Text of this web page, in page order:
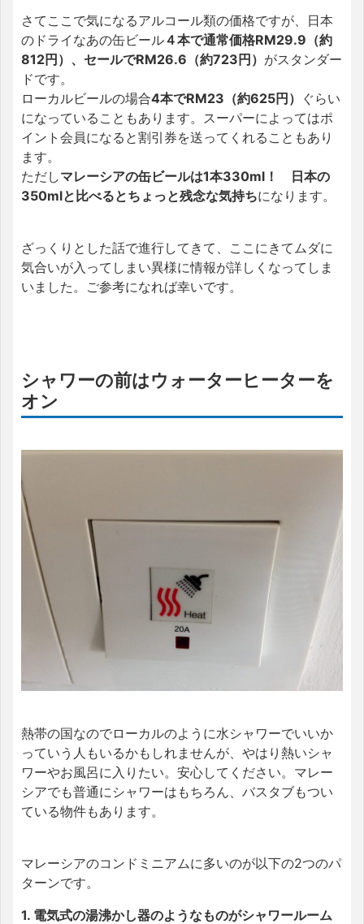
さてここで気になるアルコール類の価格ですが、日本
のドライなあの缶ビール４本で通常価格RM29.9（約
812円）、セールでRM26.6（約723円） がスタンダー
ドです。
ローカルビールの場合4本でRM23（約625円） ぐらい
になっていることもあります。スーパーによってはポ
イント会員になると割引券を送ってくれることもあり
ます。
ただしマレーシアの缶ビールは1本330ml！ 日本の
350mlと比べるとちょっと残念な気持ちになります。
ざっくりとした話で進行してきて、ここにきてムダに
気合いが入ってしまい異様に情報が詳しくなってしま
いました。ご参考になれば幸いです。
シャワーの前はウォーターヒーターを
オン
熱帯の国なのでローカルのように水シャワーでいいか
っていう人もいるかもしれませんが、やはり熱いシャ
ワーやお風呂に入りたい。安心してください。マレー
シアでも普通にシャワーはもちろん、バスタブもつい
ている物件もあります。
マレーシアのコンドミニアムに多いのが以下の2つのパ
ターンです。
1. 電気式の湯沸かし器のようなものがシャワールーム